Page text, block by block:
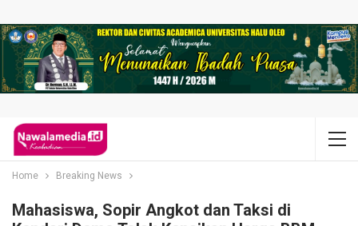
Home Breaking News
Mahasiswa, Sopir Angkot dan Taksi di